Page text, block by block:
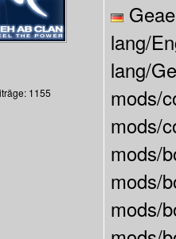
1155
lang/
lang/
mods/
mods/
mods/
mods/
mods/